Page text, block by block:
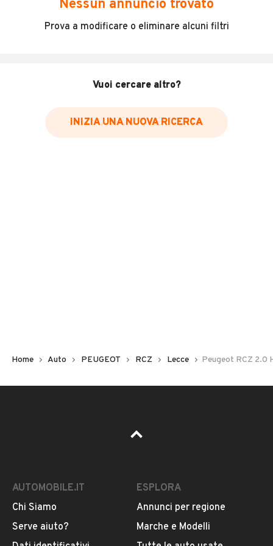
Incidenti in cui è stato coinvolto il veicolo
Data e luogo delle revisioni effettuate
Inserisci il numero di targa per verificare la disponibilità
Pubblicità
Nessun annuncio trovato
Prova a modificare o eliminare alcuni filtri
Vuoi cercare altro?
INIZIA UNA NUOVA RICERCA
Home Auto PEUGEOT RCZ Lecce Peugeot RCZ 2.0
AUTOMOBILE.IT
Chi Siamo
Serve aiuto?
ESPLORA
Annunci per regione
Marche e Modelli